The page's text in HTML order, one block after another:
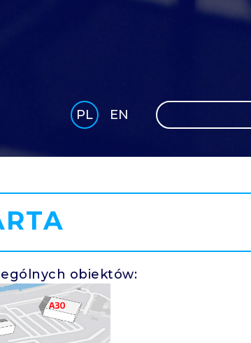
Szukaj
PL
EN
obiektów: